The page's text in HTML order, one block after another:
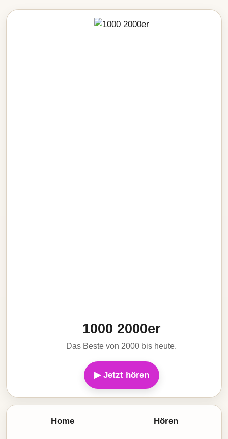
1000 2000er
Das Beste von 2000 bis heute.
▶ Jetzt hören
Home Hören